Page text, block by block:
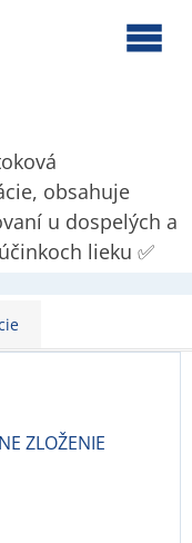
obsahuje
u dospelých a
lieku ✅
ZLOŽENIE